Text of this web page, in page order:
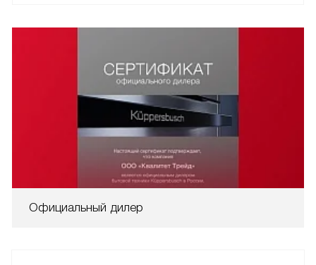
Официальный дилер